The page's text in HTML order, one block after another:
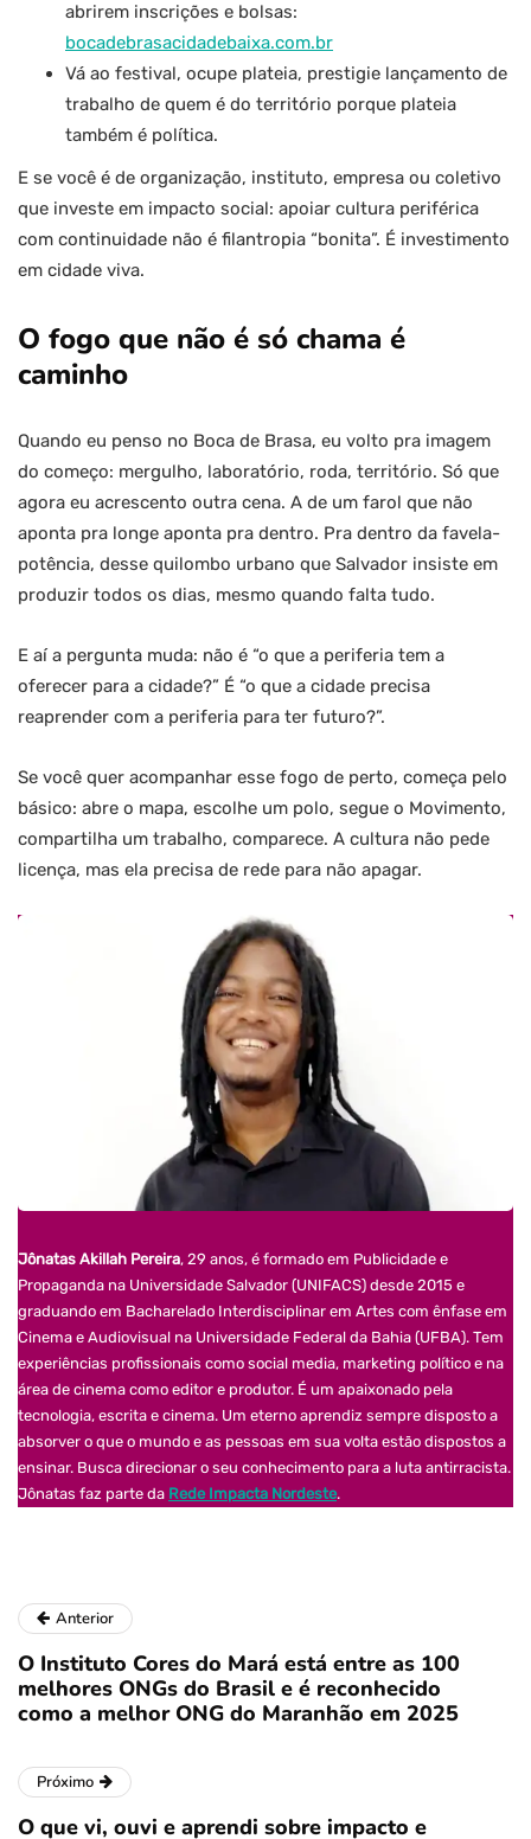
abrirem inscrições e bolsas:
bocadebrasacidadebaixa.com.br
Vá ao festival, ocupe plateia, prestigie lançamento de
trabalho de quem é do território porque plateia
também é política.
E se você é de organização, instituto, empresa ou coletivo
que investe em impacto social: apoiar cultura periférica
com continuidade não é filantropia “bonita”. É investimento
em cidade viva.
O fogo que não é só chama é
caminho
Quando eu penso no Boca de Brasa, eu volto pra imagem
do começo: mergulho, laboratório, roda, território. Só que
agora eu acrescento outra cena. A de um farol que não
aponta pra longe aponta pra dentro. Pra dentro da favela-
potência, desse quilombo urbano que Salvador insiste em
produzir todos os dias, mesmo quando falta tudo.
E aí a pergunta muda: não é “o que a periferia tem a
oferecer para a cidade?” É “o que a cidade precisa
reaprender com a periferia para ter futuro?”.
Se você quer acompanhar esse fogo de perto, começa pelo
básico: abre o mapa, escolhe um polo, segue o Movimento,
compartilha um trabalho, comparece. A cultura não pede
licença, mas ela precisa de rede para não apagar.
Jônatas Akillah Pereira, 29 anos, é formado em Publicidade e
Propaganda na Universidade Salvador (UNIFACS) desde 2015 e
graduando em Bacharelado Interdisciplinar em Artes com ênfase em
Cinema e Audiovisual na Universidade Federal da Bahia (UFBA). Tem
experiências profissionais como social media, marketing político e na
área de cinema como editor e produtor. É um apaixonado pela
tecnologia, escrita e cinema. Um eterno aprendiz sempre disposto a
absorver o que o mundo e as pessoas em sua volta estão dispostos a
ensinar. Busca direcionar o seu conhecimento para a luta antirracista.
Jônatas faz parte da Rede Impacta Nordeste.
Anterior
O Instituto Cores do Mará está entre as 100
melhores ONGs do Brasil e é reconhecido
como a melhor ONG do Maranhão em 2025
Próximo
O que vi, ouvi e aprendi sobre impacto e